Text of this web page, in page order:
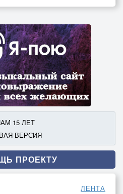
15 ЛЕТ
ВЕРСИЯ
ПРОЕКТУ
ЛЕНТА